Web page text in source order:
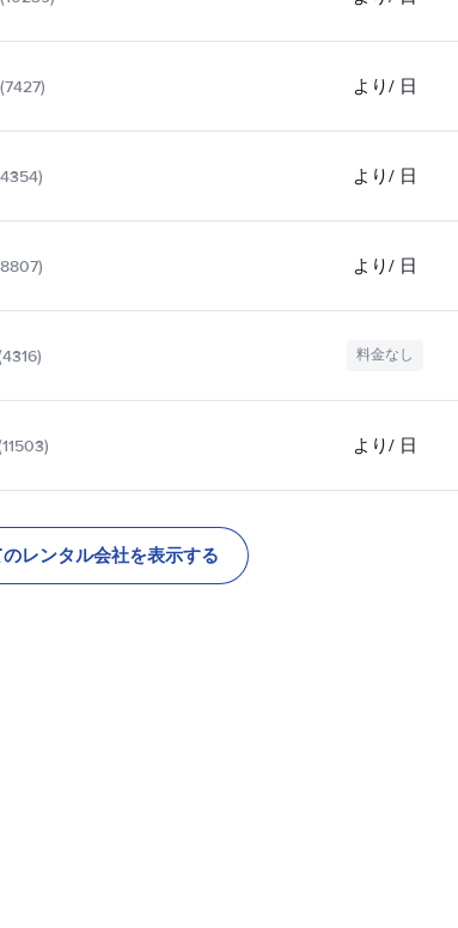
(7427) より/ 日
より/ 日
より/ 日
料金なし
より/ 日
レンタル会社を表示する